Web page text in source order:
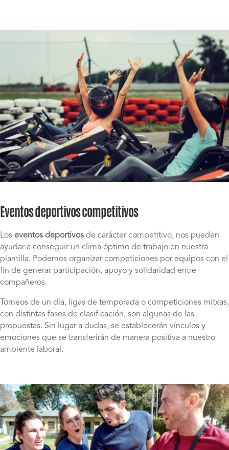
Eventos deportivos competitivos
Los eventos deportivos de carácter competitivo, nos pueden
ayudar a conseguir un clima óptimo de trabajo en nuestra
plantilla. Podemos organizar competiciones por equipos con el
fín de generar participación, apoyo y solidaridad entre
compañeros.
Torneos de un día, ligas de temporada o competiciones mitxas,
con distintas fases de clasificación, son algunas de las
propuestas. Sin lugar a dudas, se establecerán vínculos y
emociones que se transferirán de manera positiva a nuestro
ambiente laboral.